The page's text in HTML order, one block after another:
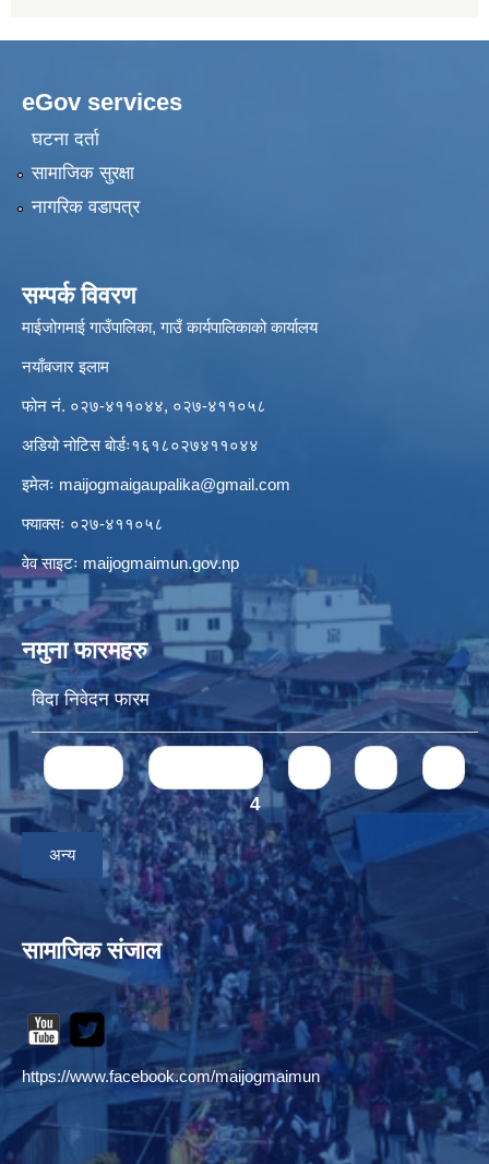
eGov services
घटना दर्ता
सामाजिक सुरक्षा
नागरिक वडापत्र
सम्पर्क विवरण
माईजोगमाई गाउँपालिका, गाउँ कार्यपालिकाको कार्यालय
नयाँबजार इलाम
फोन नं. ०२७-४११०४४, ०२७-४११०५८
अडियो नोटिस बोर्डः१६१८०२७४११०४४
इमेलः maijogmaigaupalika@gmail.com
फ्याक्सः ०२७-४११०५८
वेव साइटः maijogmaimun.gov.np
नमुना फारमहरु
विदा निवेदन फारम
Pages
4
अन्य
सामाजिक संजाल
https://www.facebook.com/maijogmaimun